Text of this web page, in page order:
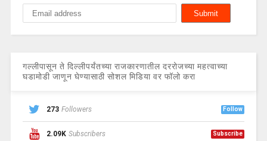
गल्लीपासून ते दिल्लीपर्यंतच्या राजकारणातील दररोजच्या महत्वाच्या
घडामोडी जाणून घेण्यासाठी सोशल मिडिया वर फॉलो करा
273 Followers Follow
2.09K Subscribers Subscribe